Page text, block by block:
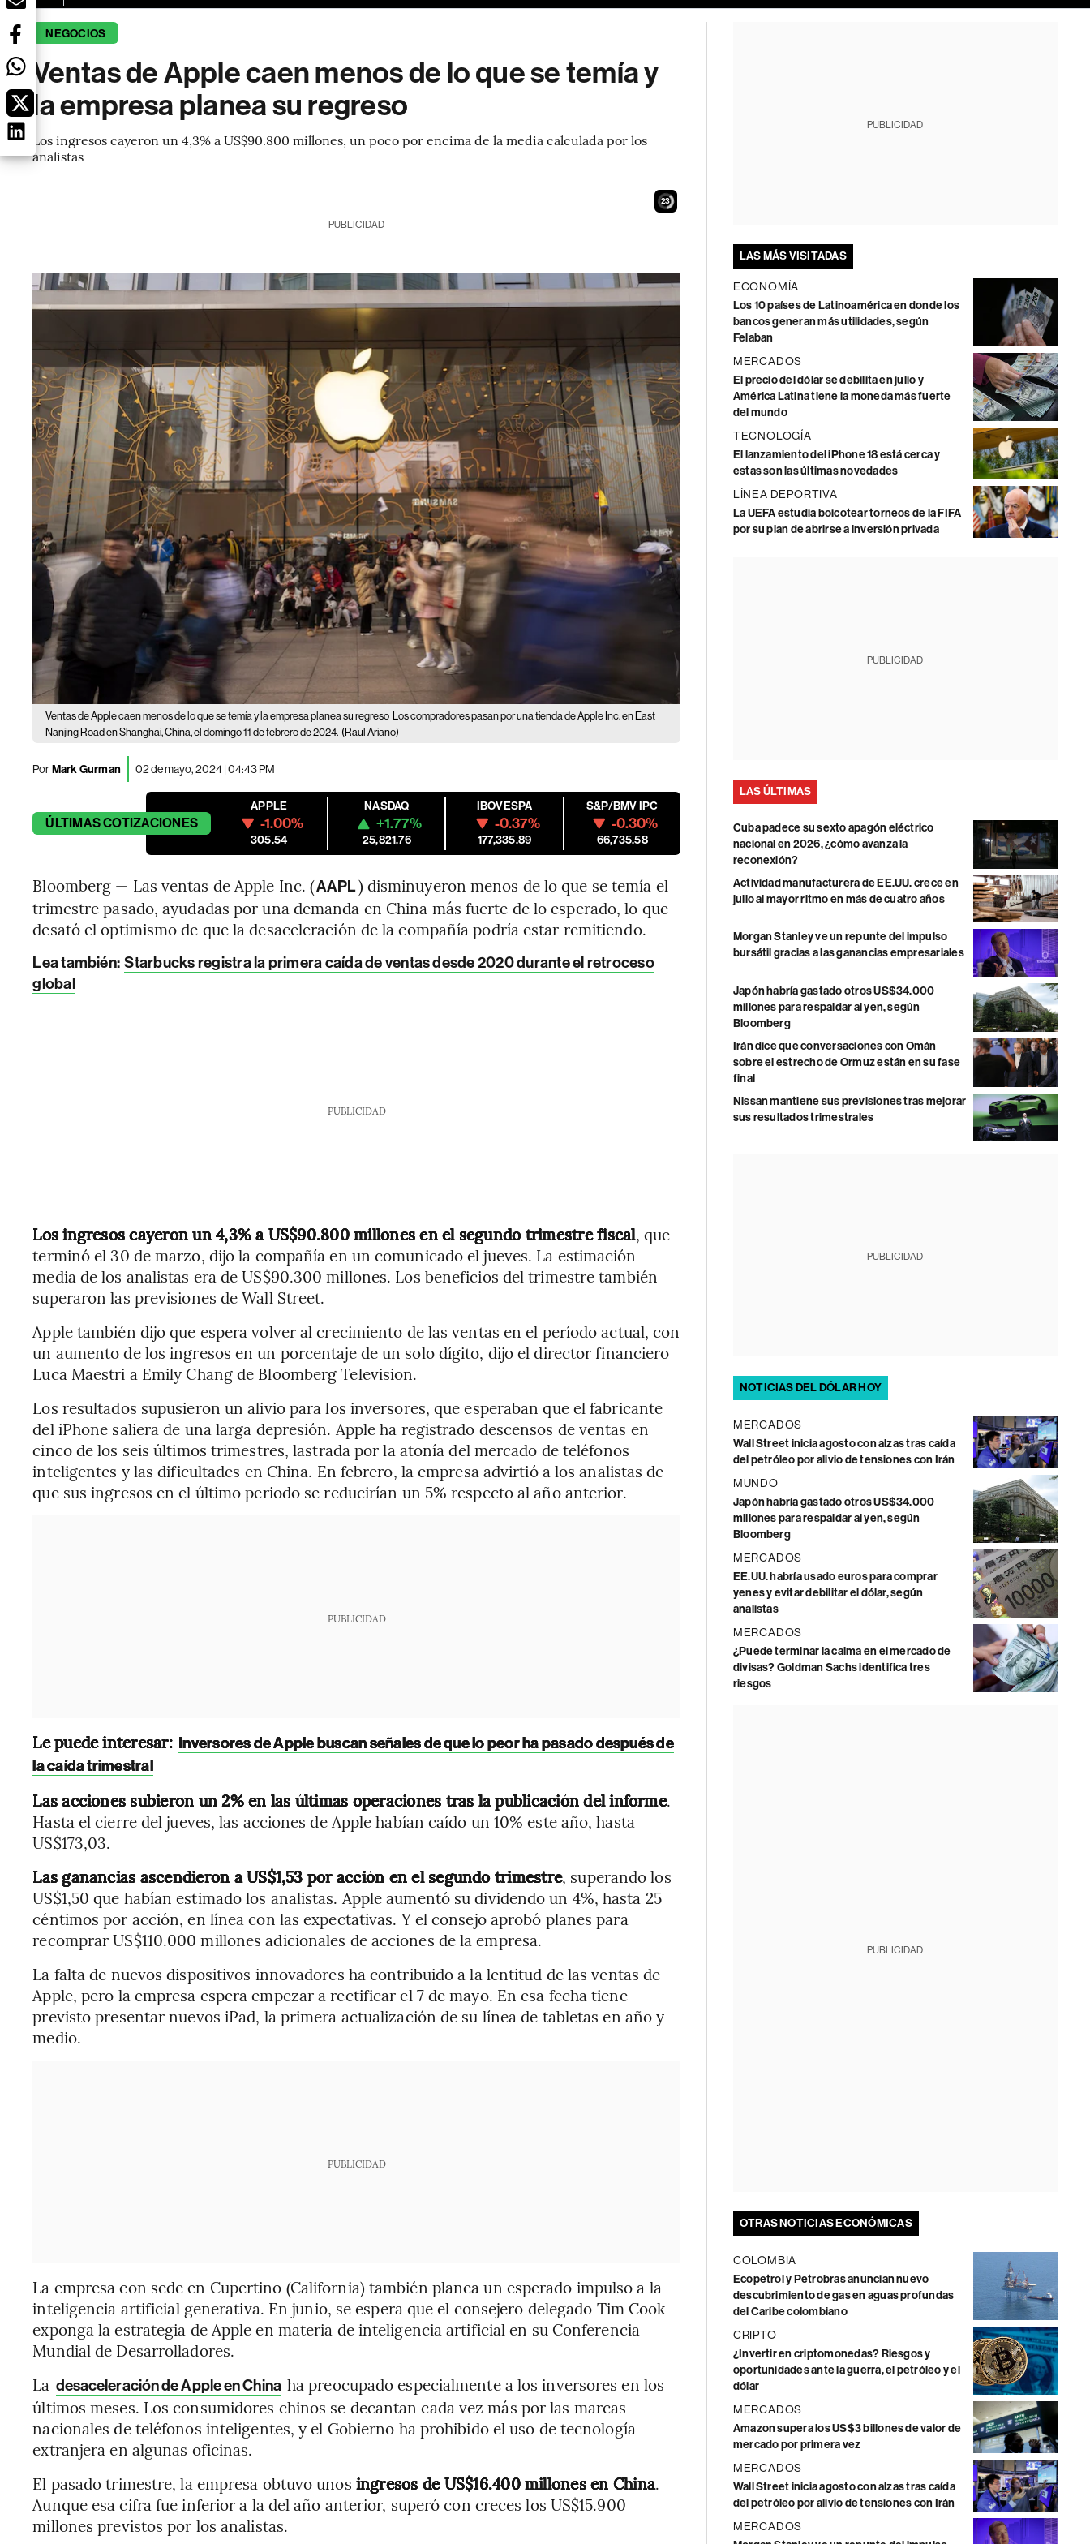
NEGOCIOS
Ventas de Apple caen menos de lo que se temía y
la empresa planea su regreso
Los ingresos cayeron un 4,3% a US$90.800 millones, un poco por encima de la media calculada por los
analistas
21
PUBLICIDAD
Ventas de Apple caen menos de lo que se temía y la empresa planea su regreso Los compradores pasan por una tienda de Apple Inc. en East
Nanjing Road en Shanghai, China, el domingo 11 de febrero de 2024. (Raul Ariano)
PorMark Gurman 02 de mayo, 2024 | 04:43 PM
ÚLTIMASCOTIZACIONES
APPLE
-1.00%
305.54
NASDAQ
+1.77%
25,821.76
IBOVESPA
-0.37%
177,335.89
S&P/BMV IPC
-0.30%
66,735.58
Bloomberg — Las ventas de Apple Inc. (AAPL) disminuyeron menos de lo que se temía el
trimestre pasado, ayudadas por una demanda en China más fuerte de lo esperado, lo que
desató el optimismo de que la desaceleración de la compañía podría estar remitiendo.
Lea también: Starbucks registra la primera caída de ventas desde 2020 durante el retroceso
global
PUBLICIDAD
Los ingresos cayeron un 4,3% a US$90.800 millones en el segundo trimestre fiscal, que
terminó el 30 de marzo, dijo la compañía en un comunicado el jueves. La estimación
media de los analistas era de US$90.300 millones. Los beneficios del trimestre también
superaron las previsiones de Wall Street.
Apple también dijo que espera volver al crecimiento de las ventas en el período actual, con
un aumento de los ingresos en un porcentaje de un solo dígito, dijo el director financiero
Luca Maestri a Emily Chang de Bloomberg Television.
Los resultados supusieron un alivio para los inversores, que esperaban que el fabricante
del iPhone saliera de una larga depresión. Apple ha registrado descensos de ventas en
cinco de los seis últimos trimestres, lastrada por la atonía del mercado de teléfonos
inteligentes y las dificultades en China. En febrero, la empresa advirtió a los analistas de
que sus ingresos en el último periodo se reducirían un 5% respecto al año anterior.
PUBLICIDAD
Le puede interesar: Inversores de Apple buscan señales de que lo peor ha pasado después de
la caída trimestral
Las acciones subieron un 2% en las últimas operaciones tras la publicación del informe.
Hasta el cierre del jueves, las acciones de Apple habían caído un 10% este año, hasta
US$173,03.
Las ganancias ascendieron a US$1,53 por acción en el segundo trimestre, superando los
US$1,50 que habían estimado los analistas. Apple aumentó su dividendo un 4%, hasta 25
céntimos por acción, en línea con las expectativas. Y el consejo aprobó planes para
recomprar US$110.000 millones adicionales de acciones de la empresa.
La falta de nuevos dispositivos innovadores ha contribuido a la lentitud de las ventas de
Apple, pero la empresa espera empezar a rectificar el 7 de mayo. En esa fecha tiene
previsto presentar nuevos iPad, la primera actualización de su línea de tabletas en año y
medio.
PUBLICIDAD
La empresa con sede en Cupertino (California) también planea un esperado impulso a la
inteligencia artificial generativa. En junio, se espera que el consejero delegado Tim Cook
exponga la estrategia de Apple en materia de inteligencia artificial en su Conferencia
Mundial de Desarrolladores.
La desaceleración de Apple en China ha preocupado especialmente a los inversores en los
últimos meses. Los consumidores chinos se decantan cada vez más por las marcas
nacionales de teléfonos inteligentes, y el Gobierno ha prohibido el uso de tecnología
extranjera en algunas oficinas.
El pasado trimestre, la empresa obtuvo unos ingresos de US$16.400 millones en China.
Aunque esa cifra fue inferior a la del año anterior, superó con creces los US$15.900
millones previstos por los analistas.
PUBLICIDAD
LAS MÁS VISITADAS
ECONOMÍA
Los 10 países de Latinoamérica en donde los
bancos generan más utilidades, según
Felaban
MERCADOS
El precio del dólar se debilita en julio y
América Latina tiene la moneda más fuerte
del mundo
TECNOLOGÍA
El lanzamiento del iPhone 18 está cerca y
estas son las últimas novedades
LÍNEA DEPORTIVA
La UEFA estudia boicotear torneos de la FIFA
por su plan de abrirse a inversión privada
PUBLICIDAD
LAS ÚLTIMAS
Cuba padece su sexto apagón eléctrico
nacional en 2026, ¿cómo avanza la
reconexión?
Actividad manufacturera de EE.UU. crece en
julio al mayor ritmo en más de cuatro años
Morgan Stanley ve un repunte del impulso
bursátil gracias a las ganancias empresariales
Japón habría gastado otros US$34.000
millones para respaldar al yen, según
Bloomberg
Irán dice que conversaciones con Omán
sobre el estrecho de Ormuz están en su fase
final
Nissan mantiene sus previsiones tras mejorar
sus resultados trimestrales
PUBLICIDAD
NOTICIAS DEL DÓLAR HOY
MERCADOS
Wall Street inicia agosto con alzas tras caída
del petróleo por alivio de tensiones con Irán
MUNDO
Japón habría gastado otros US$34.000
millones para respaldar al yen, según
Bloomberg
MERCADOS
EE.UU. habría usado euros para comprar
yenes y evitar debilitar el dólar, según
analistas
MERCADOS
¿Puede terminar la calma en el mercado de
divisas? Goldman Sachs identifica tres
riesgos
PUBLICIDAD
OTRAS NOTICIAS ECONÓMICAS
COLOMBIA
Ecopetrol y Petrobras anuncian nuevo
descubrimiento de gas en aguas profundas
del Caribe colombiano
CRIPTO
¿Invertir en criptomonedas? Riesgos y
oportunidades ante la guerra, el petróleo y el
dólar
MERCADOS
Amazon supera los US$3 billones de valor de
mercado por primera vez
MERCADOS
Wall Street inicia agosto con alzas tras caída
del petróleo por alivio de tensiones con Irán
MERCADOS